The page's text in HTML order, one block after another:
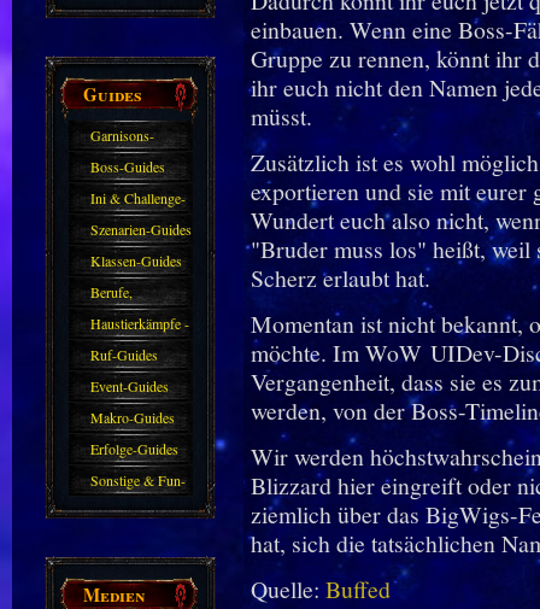
Guides
Garnisons-
Guides
Boss-Guides
Ini & Challenge-
Guides
Szenarien-Guides
Klassen-Guides
Berufe,
Farmkarten und
Haustiere
Haustierkämpfe -
Guide
Ruf-Guides
Event-Guides
Makro-Guides
Erfolge-Guides
Sonstige & Fun-
Guides
Medien
einbauen. Wenn eine Boss-
Gruppe zu rennen, könnt ihr
ihr euch nicht den Namen
müsst.
Zusätzlich ist es wohl
exportieren und sie mit eurer
Wundert euch also nicht,
"Bruder muss los" heißt,
Scherz erlaubt hat.
Momentan ist nicht bekannt,
möchte. Im WoW UIDev-
Vergangenheit, dass sie es
werden, von der Boss-
Wir werden
Blizzard hier eingreift oder
ziemlich über das BigWigs-
hat, sich die tatsächlichen
Quelle: Buffed